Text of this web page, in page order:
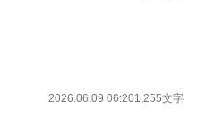
2026.06.09 06:201,255文字